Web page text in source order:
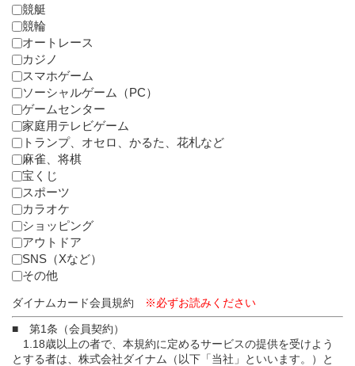
競艇
競輪
オートレース
カジノ
スマホゲーム
ソーシャルゲーム（PC）
ゲームセンター
家庭用テレビゲーム
トランプ、オセロ、かるた、花札など
麻雀、将棋
宝くじ
スポーツ
カラオケ
ショッピング
アウトドア
SNS（Xなど）
その他
ダイナムカード会員規約 ※必ずお読みください
■ 第1条（会員契約）
1.18歳以上の者で、本規約に定めるサービスの提供を受けよう
とする者は、株式会社ダイナム（以下「当社」といいます。）と